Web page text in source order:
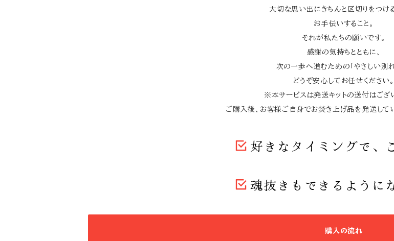
大切な思い出にきちんと区切りをつけ
お手伝いすること。
それが私たちの願いです。
感謝の気持ちとともに、
次の一歩へ進むための「やさしい別れ
どうぞ安心してお任せください。
※本サービスは発送キットの送付はござ
ご購入後、お客様ご自身でお焚き上げ品を発送して
好きなタイミングで、
魂抜きもできるように
購入の流れ